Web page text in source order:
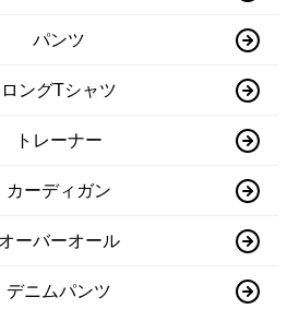
パンツ
ロングTシャツ
トレーナー
カーディガン
オーバーオール
デニムパンツ